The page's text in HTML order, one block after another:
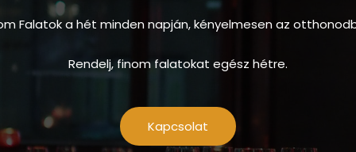
Falatok a hét minden napján, kényelmesen az
Rendelj, finom falatokat egész hétre.
Kapcsolat